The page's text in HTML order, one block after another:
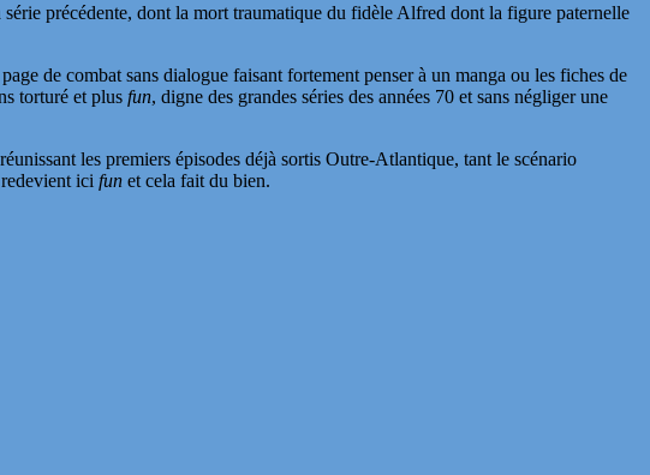
précédente, dont la mort traumatique du fidèle Alfred dont la figure paternelle
de combat sans dialogue faisant fortement penser à un manga ou les fiches de
torturé et plus fun, digne des grandes séries des années 70 et sans négliger une
les premiers épisodes déjà sortis Outre-Atlantique, tant le scénario
ici fun et cela fait du bien.